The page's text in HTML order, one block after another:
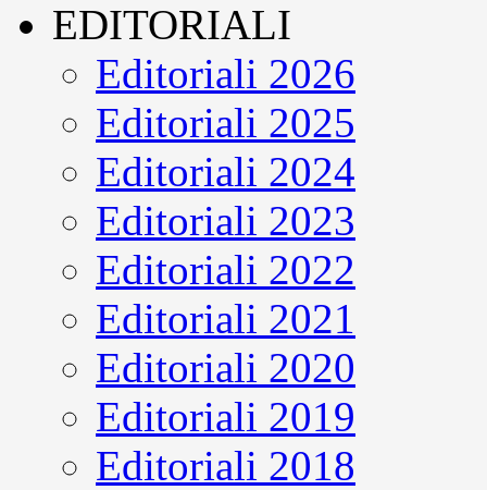
EDITORIALI
Editoriali 2026
Editoriali 2025
Editoriali 2024
Editoriali 2023
Editoriali 2022
Editoriali 2021
Editoriali 2020
Editoriali 2019
Editoriali 2018